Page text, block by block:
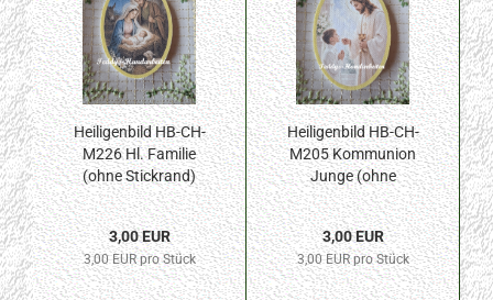
Heiligenbild HB-CH-
M226 Hl. Familie
(ohne Stickrand)
50x70mm
3,00 EUR
3,00 EUR pro Stück
Heiligenbild HB-CH-
M205 Kommunion
Junge (ohne
Stickrand) 50x70mm
3,00 EUR
3,00 EUR pro Stück